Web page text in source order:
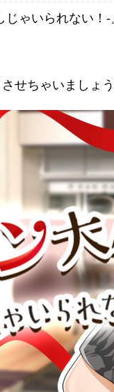
ゃいられない！
せちゃいましょ